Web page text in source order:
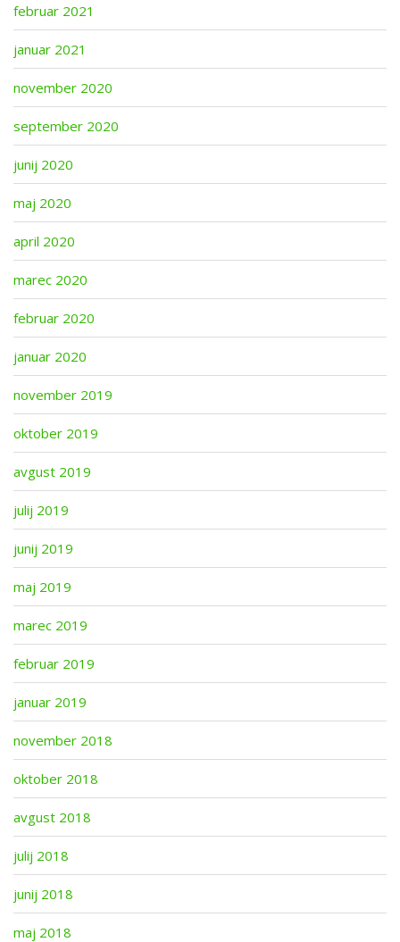
februar 2021
januar 2021
november 2020
september 2020
junij 2020
maj 2020
april 2020
marec 2020
februar 2020
januar 2020
november 2019
oktober 2019
avgust 2019
julij 2019
junij 2019
maj 2019
marec 2019
februar 2019
januar 2019
november 2018
oktober 2018
avgust 2018
julij 2018
junij 2018
maj 2018